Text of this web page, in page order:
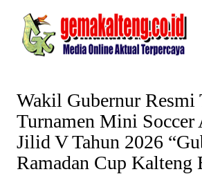
content
Wakil Gubernur Resmi
Turnamen Mini Soccer
Jilid V Tahun 2026
Ramadan Cup Kalteng